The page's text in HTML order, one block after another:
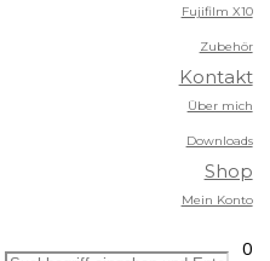
Fujifilm X10
Zubehör
Kontakt
Über mich
Downloads
Shop
Mein Konto
0